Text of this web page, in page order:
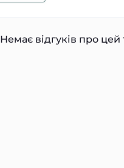
Немає відгуків про